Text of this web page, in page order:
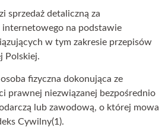
sprzedaż detaliczną za
na podstawie
w tym zakresie przepisów
Polskiej.
fizyczna dokonująca ze
prawnej niezwiązanej bezpośrednio
lub zawodową, o której mowa
Cywilny(1).